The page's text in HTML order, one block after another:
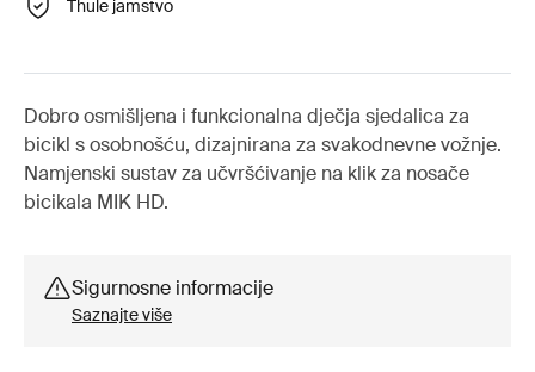
Thule jamstvo
Dobro osmišljena i funkcionalna dječja sjedalica za
bicikl s osobnošću, dizajnirana za svakodnevne vožnje.
Namjenski sustav za učvršćivanje na klik za nosače
bicikala MIK HD.
Sigurnosne informacije
Saznajte više